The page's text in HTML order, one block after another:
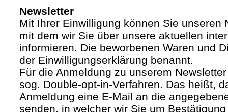
Newsletter
Mit Ihrer Einwilligung können Sie unseren
mit dem wir Sie über unsere aktuellen
informieren. Die beworbenen Waren und
der Einwilligungserklärung benannt.
Für die Anmeldung zu unserem
sog. Double-opt-in-Verfahren. Das heißt,
Anmeldung eine E-Mail an die
senden, in welcher wir Sie um